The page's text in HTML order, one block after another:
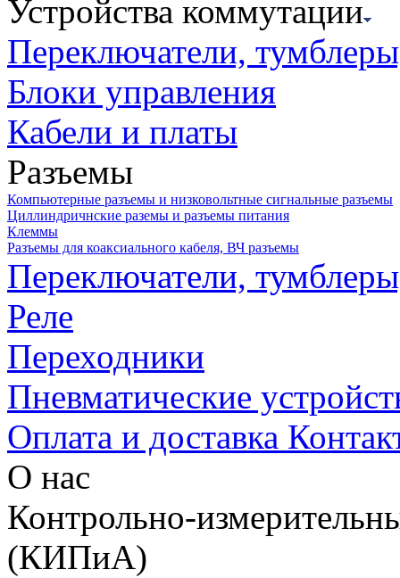
Устройства коммутации
Переключатели,
Блоки управления
Кабели и платы
Разъемы
Компьютерные разъемы и низковольтные сигнальные разъемы
Циллиндричнские раземы и разъемы питания
Клеммы
Разъемы для коаксиального кабеля, ВЧ разъемы
Переключатели,
Реле
Переходники
Пневматические
Оплата и доставка
О нас
Контрольно-
(КИПиА)